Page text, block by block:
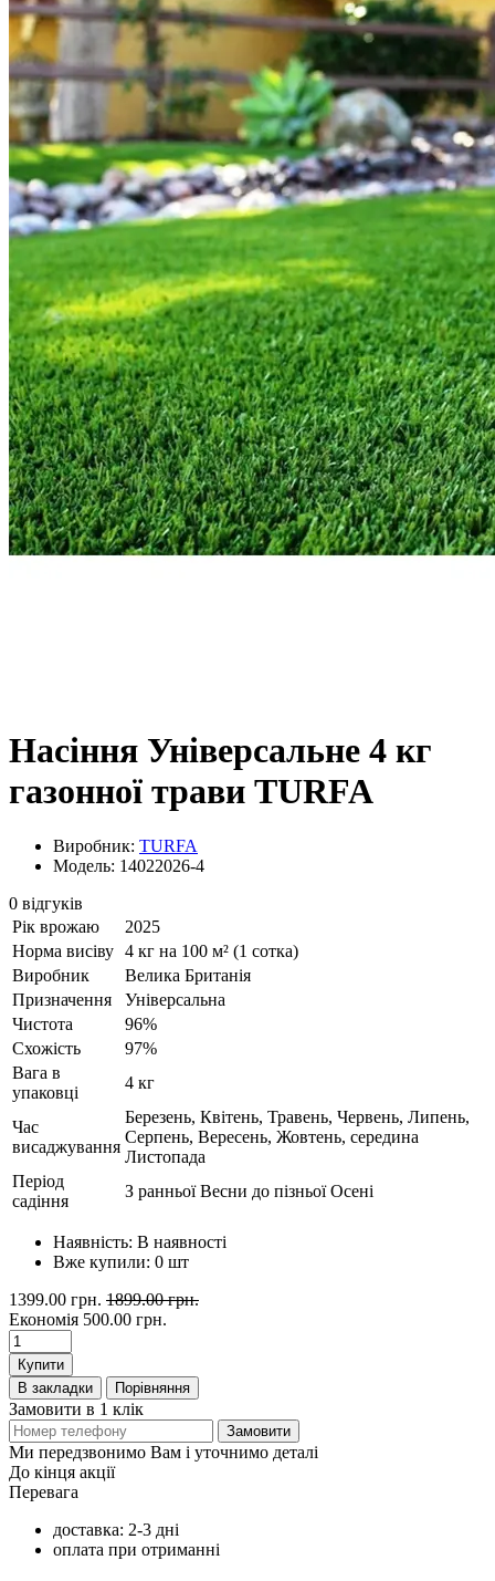
Насіння Універсальне 4 кг
газонної трави TURFA
Виробник: TURFA
Модель: 14022026-4
0 відгуків
Рік врожаю
2025
Норма висіву 4 кг на 100 м² (1 сотка)
Виробник
Велика Британія
Призначення
Універсальна
Чистота
96%
Схожість
97%
Вага в
упаковці
4 кг
Час
висаджування
Березень, Квітень, Травень, Червень, Липень,
Серпень, Вересень, Жовтень, середина
Листопада
Період
садіння
З ранньої Весни до пізньої Осені
Наявність: В наявності
Вже купили: 0 шт
1399.00 грн. 1899.00 грн.
Економія 500.00 грн.
Купити
В закладки
Порівняння
Замовити в 1 клік
Замовити
Ми передзвонимо Вам і уточнимо деталі
До кінця акції
Перевага
доставка: 2-3 дні
оплата при отриманні